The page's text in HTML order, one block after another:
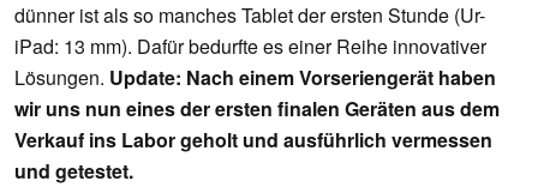
dünner ist als so manches Tablet der ersten Stunde (Ur-
iPad: 13 mm). Dafür bedurfte es einer Reihe innovativer
Lösungen. Update: Nach einem Vorseriengerät haben
wir uns nun eines der ersten finalen Geräten aus dem
Verkauf ins Labor geholt und ausführlich vermessen
und getestet.